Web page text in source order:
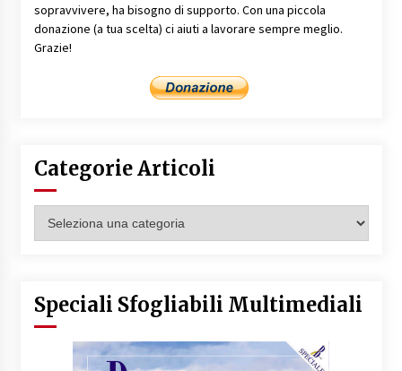
sopravvivere, ha bisogno di supporto. Con una piccola
donazione (a tua scelta) ci aiuti a lavorare sempre meglio.
Grazie!
Categorie Articoli
Articoli
Speciali Sfogliabili Multimediali